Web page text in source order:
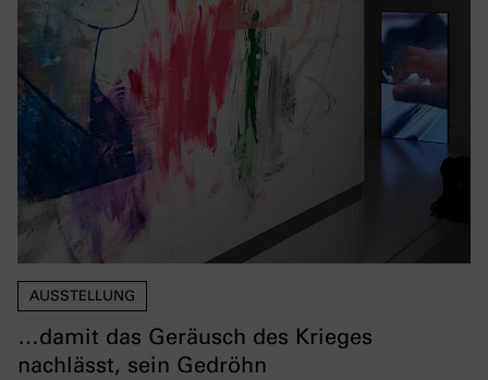
AUSSTELLUNG
…damit das Geräusch des Krieges
nachlässt, sein Gedröhn